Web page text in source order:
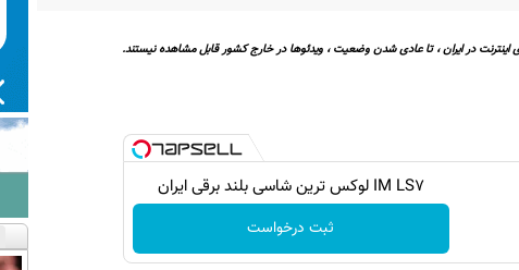
در ایران ، تا عادی شدن وضعیت ، ویدئوها در خارج کشور قابل مشاهده نیستند.
IM LS7 لوکس ترین شاسی بلند برقی ایران
ثبت درخواست